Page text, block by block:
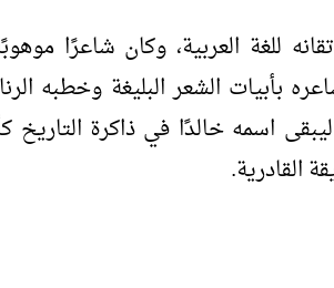
للغة العربية، وكان شاعرًا
بأبيات الشعر البليغة وخطبه
اسمه خالدًا في ذاكرة
القادرية.